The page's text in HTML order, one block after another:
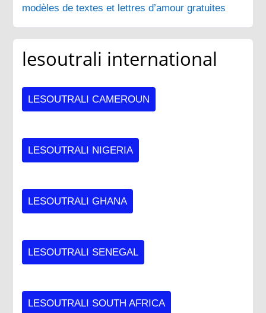
modèles de textes et lettres d’amour gratuites
lesoutrali international
LESOUTRALI CAMEROUN
LESOUTRALI NIGERIA
LESOUTRALI GHANA
LESOUTRALI SENEGAL
LESOUTRALI SOUTH AFRICA